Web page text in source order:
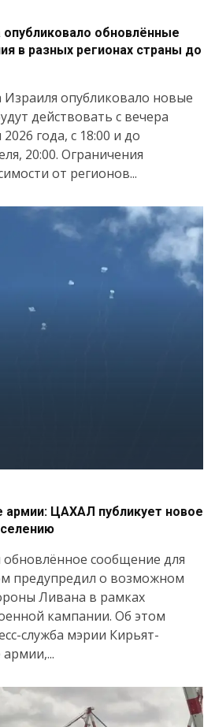
обновлённые
в разных регионах страны до
опубликовало новые
действовать с вечера
года, с 18:00 и до
20:00. Ограничения
от регионов...
ЦАХАЛ публикует новое
сообщение для
предупредил о возможном
Ливана в рамках
кампании. Об этом
служба мэрии Кирьят-